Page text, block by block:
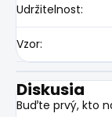
Udržitelnost:
Vzor:
Diskusia
Buďte prvý, kto